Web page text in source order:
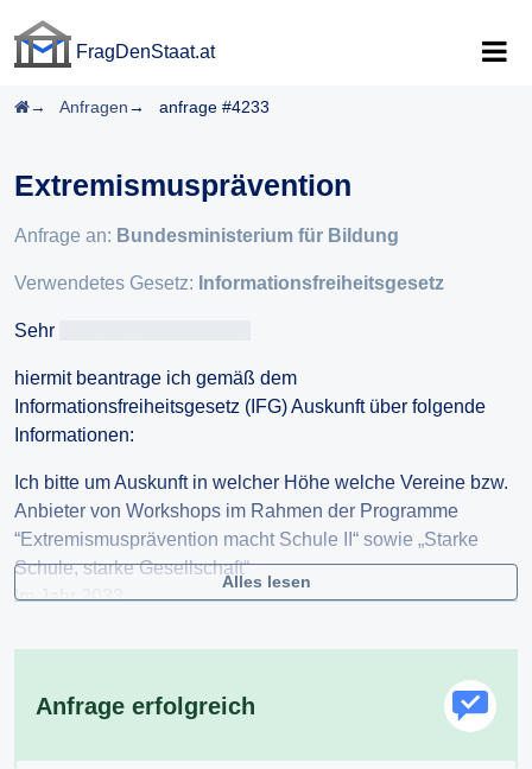
FragDenStaat.at
Startseite
Anfragen anfrage #4233
Extremismusprävention
Anfrage an: Bundesministerium für Bildung
Verwendetes Gesetz: Informationsfreiheitsgesetz
Sehr
hiermit beantrage ich gemäß dem
Informationsfreiheitsgesetz (IFG) Auskunft über folgende
Informationen:
Ich bitte um Auskunft in welcher Höhe welche Vereine bzw.
Anbieter von Workshops im Rahmen der Programme
“Extremismusprävention macht Schule II“ sowie „Starke
Schule, starke Gesellschaft“
Im Jahr 2023
Im Jahr 2025
Bitte senden Sie mir die Informationen per E-Mail innerhalb
der gesetzlichen Frist zu.
Alles lesen
Anfrage erfolgreich